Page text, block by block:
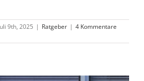
9th, 2025 | Ratgeber | 4 Kommentare